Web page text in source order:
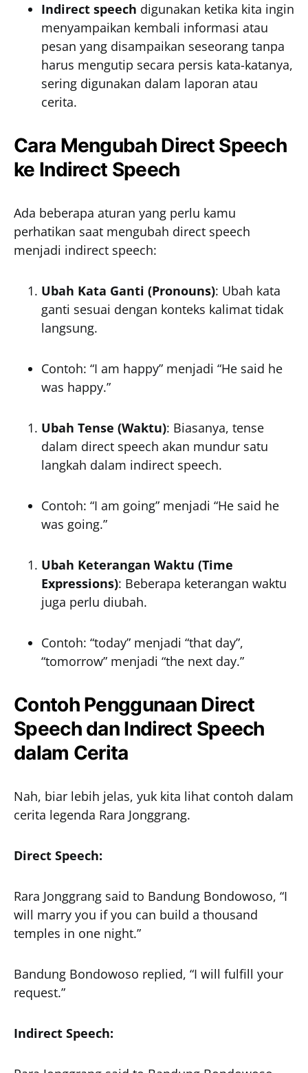
Indirect speech digunakan ketika kita ingin
menyampaikan kembali informasi atau
pesan yang disampaikan seseorang tanpa
harus mengutip secara persis kata-katanya,
sering digunakan dalam laporan atau
cerita.
Cara Mengubah Direct Speech
ke Indirect Speech
Ada beberapa aturan yang perlu kamu
perhatikan saat mengubah direct speech
menjadi indirect speech:
Ubah Kata Ganti (Pronouns): Ubah kata
ganti sesuai dengan konteks kalimat tidak
langsung.
Contoh: “I am happy” menjadi “He said he
was happy.”
Ubah Tense (Waktu): Biasanya, tense
dalam direct speech akan mundur satu
langkah dalam indirect speech.
Contoh: “I am going” menjadi “He said he
was going.”
Ubah Keterangan Waktu (Time
Expressions): Beberapa keterangan waktu
juga perlu diubah.
Contoh: “today” menjadi “that day”,
“tomorrow” menjadi “the next day.”
Contoh Penggunaan Direct
Speech dan Indirect Speech
dalam Cerita
Nah, biar lebih jelas, yuk kita lihat contoh dalam
cerita legenda Rara Jonggrang.
Direct Speech:
Rara Jonggrang said to Bandung Bondowoso, “I
will marry you if you can build a thousand
temples in one night.”
Bandung Bondowoso replied, “I will fulfill your
request.”
Indirect Speech: